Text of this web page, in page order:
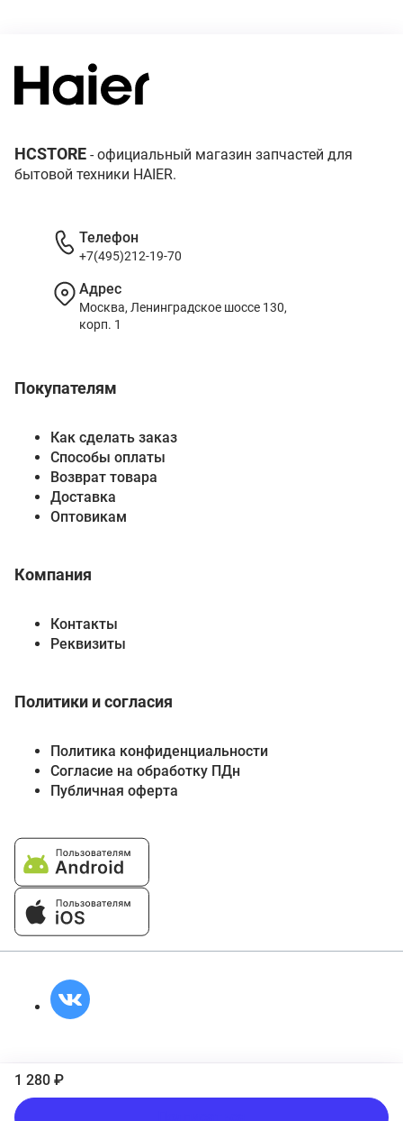
1 280 ₽
HCSTORE - официальный магазин запчастей для
бытовой техники HAIER.
Покупателям
Как сделать заказ
Способы оплаты
Возврат товара
Доставка
Оптовикам
Компания
Контакты
Реквизиты
Политики и согласия
Политика конфиденциальности
Согласие на обработку ПДн
Публичная оферта
Телефон
+7(495)212-19-70
Адрес
Москва, Ленинградское шоссе 130,
корп. 1